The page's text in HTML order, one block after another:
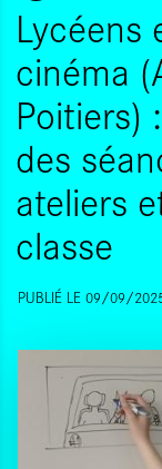
Lycéens
cinéma
Poitiers)
des
ateliers
classe
PUBLIÉ LE 09/09/